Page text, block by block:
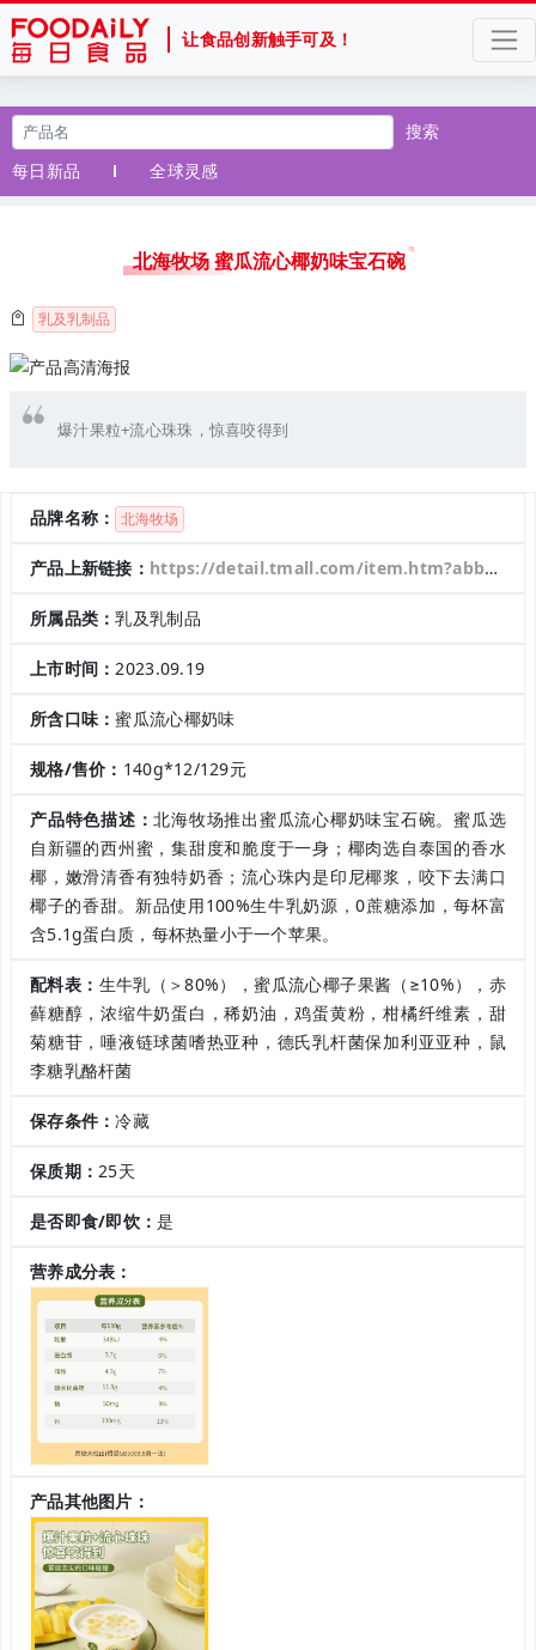
让食品创新触手可及！
搜索
每日新品
全球灵感
北海牧场 蜜瓜流心椰奶味宝石碗
乳及乳制品
爆汁果粒+流心珠珠，惊喜咬得到
品牌名称： 北海牧场
产品上新链接： https://detail.tmall.com/item.htm?abbucket=15&id=738476392302&ns=1&spm=a21n57.1.0.0.5bb2523cq1ZkKg&skuId=5267087726557
所属品类：乳及乳制品
上市时间：2023.09.19
所含口味：蜜瓜流心椰奶味
规格/售价： 140g*12/129元
产品特色描述：北海牧场推出蜜瓜流心椰奶味宝石碗。蜜瓜选
自新疆的西州蜜，集甜度和脆度于一身；椰肉选自泰国的香水
椰，嫩滑清香有独特奶香；流心珠内是印尼椰浆，咬下去满口
椰子的香甜。新品使用100%生牛乳奶源，0蔗糖添加，每杯富
含5.1g蛋白质，每杯热量小于一个苹果。
配料表： 生牛乳（＞80%），蜜瓜流心椰子果酱（≥10%），赤
藓糖醇，浓缩牛奶蛋白，稀奶油，鸡蛋黄粉，柑橘纤维素，甜
菊糖苷，唾液链球菌嗜热亚种，德氏乳杆菌保加利亚亚种，鼠
李糖乳酪杆菌
保存条件：冷藏
保质期：25天
是否即食/即饮：是
营养成分表：
产品其他图片：